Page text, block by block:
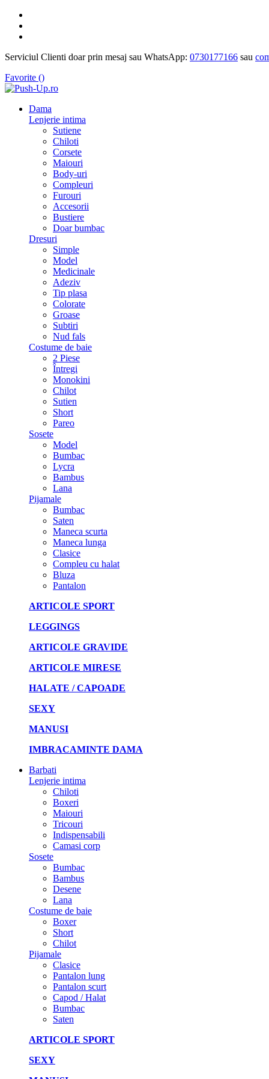
Serviciul Clienti doar prin mesaj sau WhatsApp: 0730177166 sau
Favorite ()
Dama
Lenjerie intima
Sutiene
Chiloti
Corsete
Maiouri
Body-uri
Compleuri
Furouri
Accesorii
Bustiere
Doar bumbac
Dresuri
Simple
Model
Medicinale
Adeziv
Tip plasa
Colorate
Groase
Subtiri
Nud fals
Costume de baie
2 Piese
Întregi
Monokini
Chilot
Sutien
Short
Pareo
Sosete
Model
Bumbac
Lycra
Bambus
Lana
Pijamale
Bumbac
Saten
Maneca scurta
Maneca lunga
Clasice
Compleu cu halat
Bluza
Pantalon
ARTICOLE SPORT
LEGGINGS
ARTICOLE GRAVIDE
ARTICOLE MIRESE
HALATE / CAPOADE
SEXY
MANUSI
IMBRACAMINTE DAMA
Barbati
Lenjerie intima
Chiloti
Boxeri
Maiouri
Tricouri
Indispensabili
Camasi corp
Sosete
Bumbac
Bambus
Desene
Lana
Costume de baie
Boxer
Short
Chilot
Pijamale
Clasice
Pantalon lung
Pantalon scurt
Capod / Halat
Bumbac
Saten
ARTICOLE SPORT
SEXY